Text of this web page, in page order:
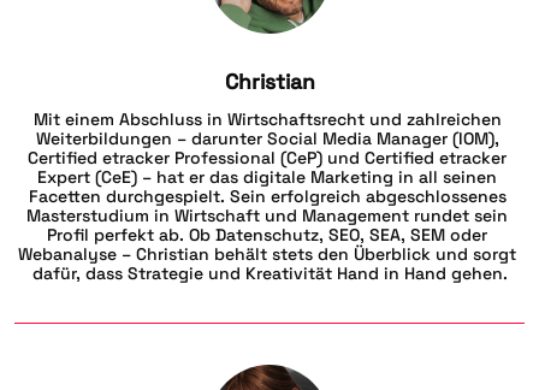
Christian
Mit einem Abschluss in Wirtschaftsrecht und zahlreichen
Weiterbildungen – darunter Social Media Manager (IOM),
Certified etracker Professional (CeP) und Certified etracker
Expert (CeE) – hat er das digitale Marketing in all seinen
Facetten durchgespielt. Sein erfolgreich abgeschlossenes
Masterstudium in Wirtschaft und Management rundet sein
Profil perfekt ab. Ob Datenschutz, SEO, SEA, SEM oder
Webanalyse – Christian behält stets den Überblick und sorgt
dafür, dass Strategie und Kreativität Hand in Hand gehen.